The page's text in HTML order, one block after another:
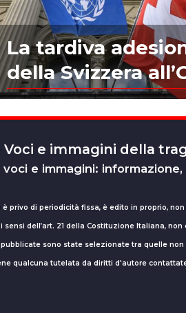
La tardiva
della Svizzera
Voci e immagini della
voci e immagini:
è privo di periodicità fissa, è edito in proprio,
dell’art. 21 della Costituzione Italiana,
sono state selezionate tra quelle
qualcuna tutelata da diritti d'autore